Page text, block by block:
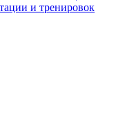
и тренировок